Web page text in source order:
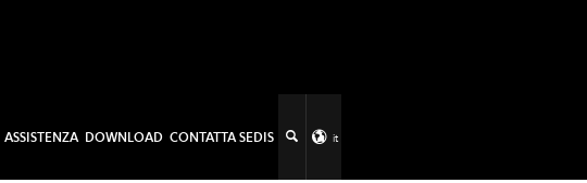
ASSISTENZA DOWNLOAD CONTATTA SEDIS it